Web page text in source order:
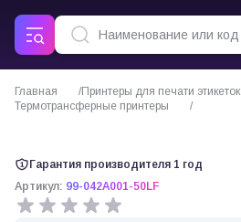
Главная
Принтеры для печати этикеток
Термотрансферные принтеры
Гарантия производителя 1 год
Артикул: 99-042A001-50LF